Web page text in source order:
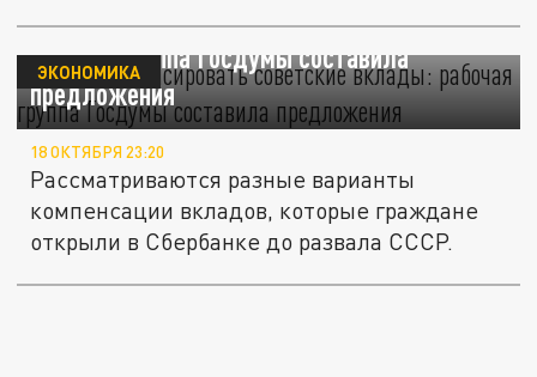
Хотят компенсировать советские вклады:
рабочая группа Госдумы составила
предложения
ЭКОНОМИКА
18 ОКТЯБРЯ 23:20
Рассматриваются разные варианты
компенсации вкладов, которые граждане
открыли в Сбербанке до развала СССР.